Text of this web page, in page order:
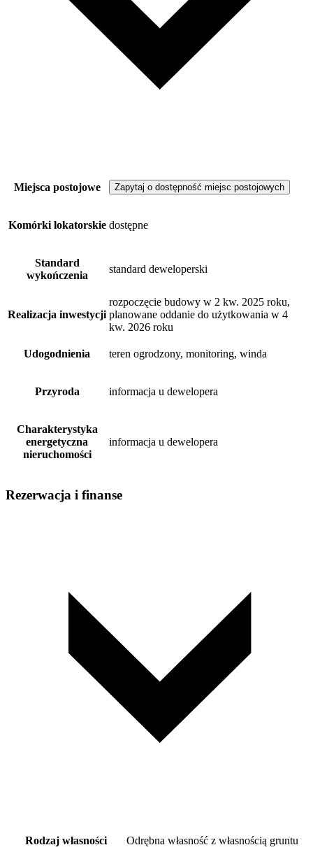
Miejsca postojowe Zapytaj o dostępność miejsc postojowych
Komórki lokatorskie dostępne
Standard
wykończenia
standard deweloperski
Realizacja inwestycji
rozpoczęcie budowy w 2 kw. 2025 roku,
planowane oddanie do użytkowania w 4
kw. 2026 roku
Udogodnienia teren ogrodzony, monitoring, winda
Przyroda informacja u dewelopera
Charakterystyka
energetyczna
nieruchomości
informacja u dewelopera
Rezerwacja i finanse
Rodzaj własności Odrębna własność z własnością gruntu